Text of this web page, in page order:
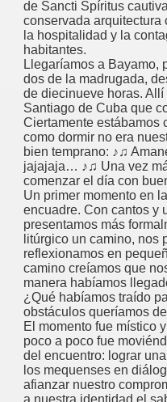
de Sancti Spíritus
conservada arquitectura
la hospitalidad y la
habitantes.
Llegaríamos a Bayamo,
dos de la madrugada,
de diecinueve horas.
Santiago de Cuba que
Ciertamente estábamos
como dormir no era
bien temprano: ♪♫
jajajaja… ♪♫ Una vez
comenzar el día con
Un primer momento en
encuadre. Con cantos y
presentamos más
litúrgico un camino, nos
reflexionamos en
camino creíamos que
manera habíamos
¿Qué habíamos traído
obstáculos queríamos
El momento fue místico
poco a poco fue
del encuentro: lograr
los mequenses en
afianzar nuestro
a nuestra identidad el